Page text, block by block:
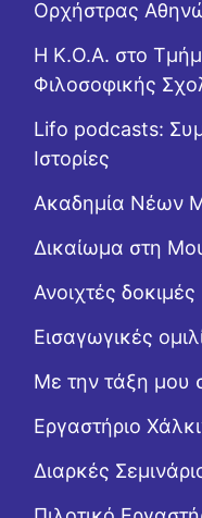
Ορχήστρας
Η Κ.Ο.Α. στο
Φιλοσοφικής
Lifo podcasts:
Ιστορίες
Ακαδημία Νέων
Δικαίωμα στη
Ανοιχτές δοκιμές
Εισαγωγικές
Με την τάξη μου
Εργαστήριo
Διαρκές